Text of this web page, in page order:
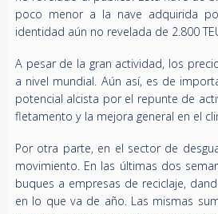
poco menor a la nave adquirida
identidad aún no revelada de 2.800
A pesar de la gran actividad, los
a nivel mundial. Aún así, es de
potencial alcista por el repunte de
fletamento y la mejora general en el
Por otra parte, en el sector de
movimiento. En las últimas dos
buques a empresas de reciclaje,
en lo que va de año. Las mismas